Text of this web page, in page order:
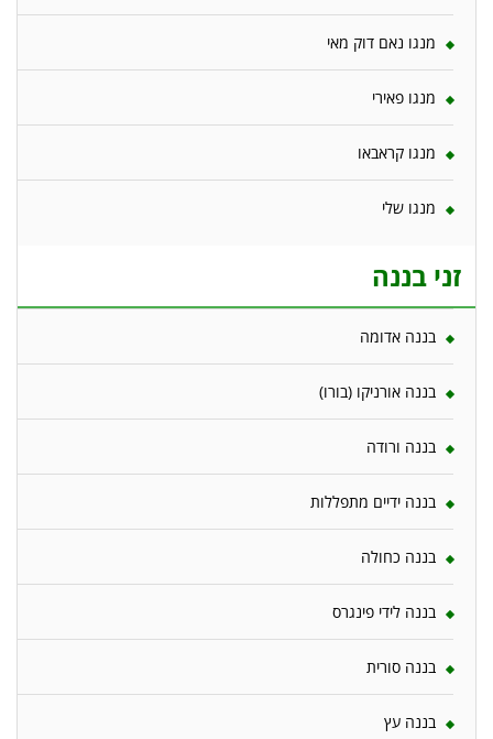
מנגו נאם דוק מאי
מנגו פאירי
מנגו קראבאו
מנגו שלי
זני בננה
בננה אדומה
בננה אורניקו (בורו)
בננה ורודה
בננה ידיים מתפללות
בננה כחולה
בננה לידי פינגרס
בננה סורית
בננה עץ